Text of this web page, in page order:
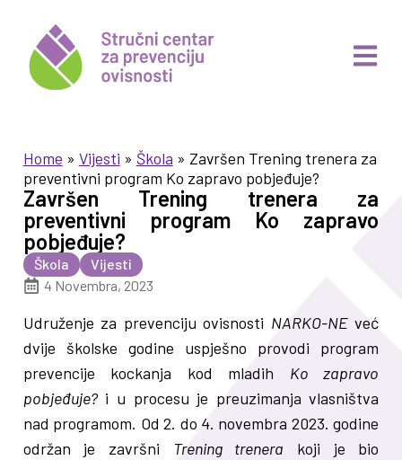
Home » Vijesti » Škola » Završen Trening trenera za
preventivni program Ko zapravo pobjeđuje?
Završen Trening trenera za
preventivni program Ko zapravo
pobjeđuje?
Škola
Vijesti
4 Novembra, 2023
Udruženje za prevenciju ovisnosti NARKO-NEveć
dvije školske godine uspješno provodi program
prevencije kockanja kod mladih Ko zapravo
pobjeđuje?i u procesu je preuzimanja vlasništva
nad programom. Od 2. do 4. novembra 2023. godine
održan je završni Trening trenera koji je bio